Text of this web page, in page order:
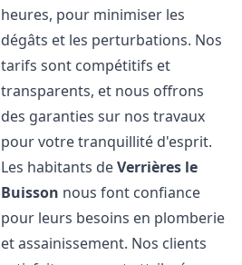
heures, pour minimiser les
dégâts et les perturbations. Nos
tarifs sont compétitifs et
transparents, et nous offrons
des garanties sur nos travaux
pour votre tranquillité d'esprit.
Les habitants deVerrières le
Buisson nous font confiance
pour leurs besoins en plomberie
et assainissement. Nos clients